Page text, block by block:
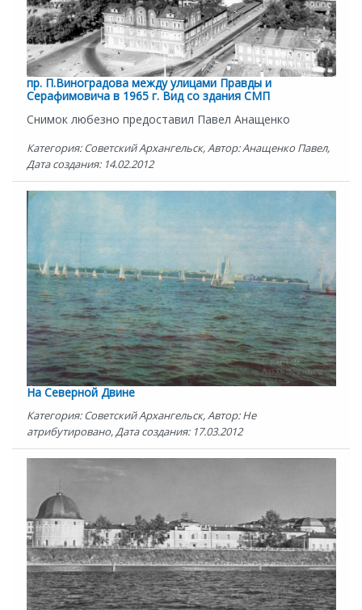
пр. П.Виноградова между улицами Правды и
Серафимовича в 1965 г. Вид со здания СМП
Снимок любезно предоставил Павел Анащенко
Категория: Советский Архангельск, Автор: Анащенко Павел,
Дата создания: 14.02.2012
На Северной Двине
Категория: Советский Архангельск, Автор: Не
атрибутировано, Дата создания: 17.03.2012